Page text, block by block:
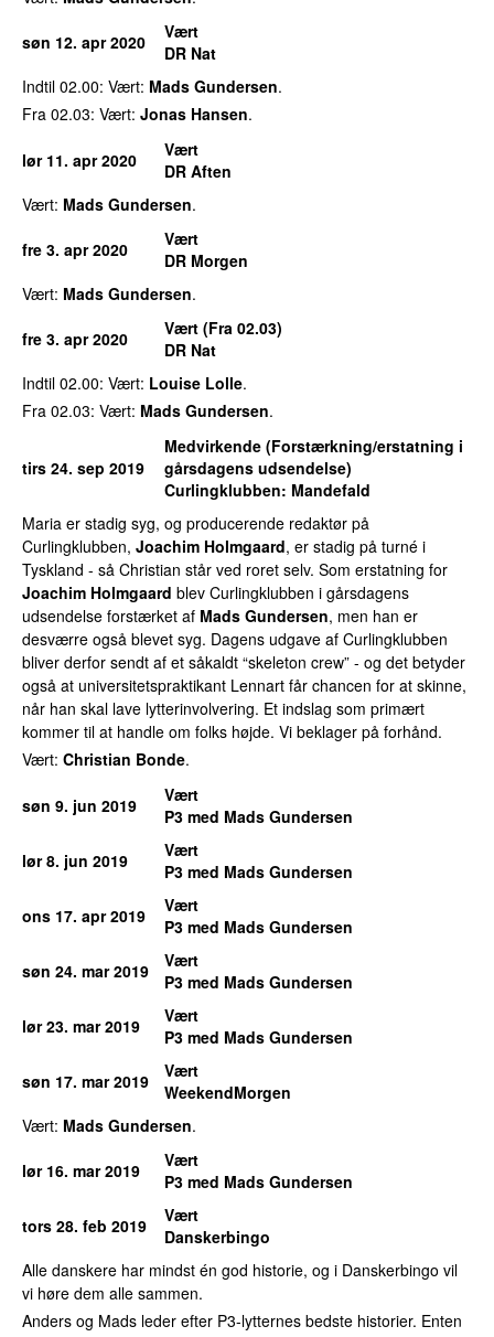
søn 12. apr 2020
Vært
DR Nat
Indtil 02.00: Vært: Mads Gundersen.
Fra 02.03: Vært: Jonas Hansen.
lør 11. apr 2020
Vært
DR Aften
Vært: Mads Gundersen.
fre 3. apr 2020
Vært
DR Morgen
Vært: Mads Gundersen.
fre 3. apr 2020
Vært (Fra 02.03)
DR Nat
Indtil 02.00: Vært: Louise Lolle.
Fra 02.03: Vært: Mads Gundersen.
tirs 24. sep 2019
Medvirkende (Forstærkning/erstatning i
gårsdagens udsendelse)
Curlingklubben: Mandefald
Maria er stadig syg, og producerende redaktør på
Curlingklubben, Joachim Holmgaard, er stadig på turné i
Tyskland - så Christian står ved roret selv. Som erstatning for
Joachim Holmgaard blev Curlingklubben i gårsdagens
udsendelse forstærket af Mads Gundersen, men han er
desværre også blevet syg. Dagens udgave af Curlingklubben
bliver derfor sendt af et såkaldt “skeleton crew” - og det betyder
også at universitetspraktikant Lennart får chancen for at skinne,
når han skal lave lytterinvolvering. Et indslag som primært
kommer til at handle om folks højde. Vi beklager på forhånd.
Vært: Christian Bonde.
søn 9. jun 2019
Vært
P3 med Mads Gundersen
lør 8. jun 2019
Vært
P3 med Mads Gundersen
ons 17. apr 2019
Vært
P3 med Mads Gundersen
søn 24. mar 2019
Vært
P3 med Mads Gundersen
lør 23. mar 2019
Vært
P3 med Mads Gundersen
søn 17. mar 2019
Vært
WeekendMorgen
Vært: Mads Gundersen.
lør 16. mar 2019
Vært
P3 med Mads Gundersen
tors 28. feb 2019
Vært
Danskerbingo
Alle danskere har mindst én god historie, og i Danskerbingo vil
vi høre dem alle sammen.
Anders og Mads leder efter P3-lytternes bedste historier. Enten